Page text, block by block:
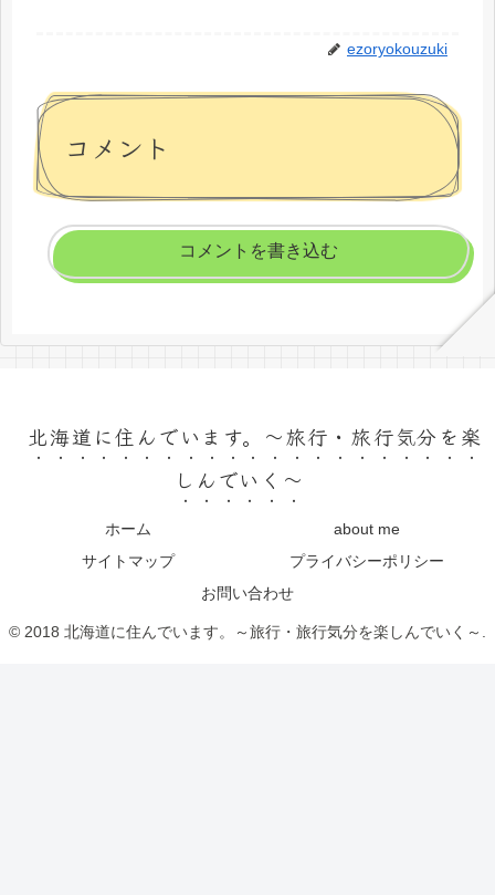
ezoryokouzuki
コメント
コメントを書き込む
北海道に住んでいます。～旅行・旅行気分を楽
しんでいく～
ホーム
about me
サイトマップ
プライバシーポリシー
お問い合わせ
© 2018 北海道に住んでいます。～旅行・旅行気分を楽しんでいく～.